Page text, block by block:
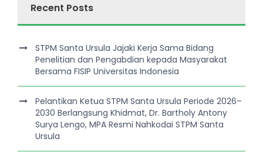
Recent Posts
STPM Santa Ursula Jajaki Kerja Sama Bidang
Penelitian dan Pengabdian kepada Masyarakat
Bersama FISIP Universitas Indonesia
Pelantikan Ketua STPM Santa Ursula Periode 2026–
2030 Berlangsung Khidmat, Dr. Bartholy Antony
Surya Lengo, MPA Resmi Nahkodai STPM Santa
Ursula